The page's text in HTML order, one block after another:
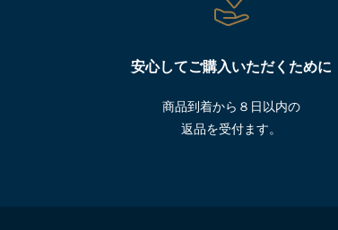
安心してご購入いただくために
商品到着から８日以内の
返品を受付ます。